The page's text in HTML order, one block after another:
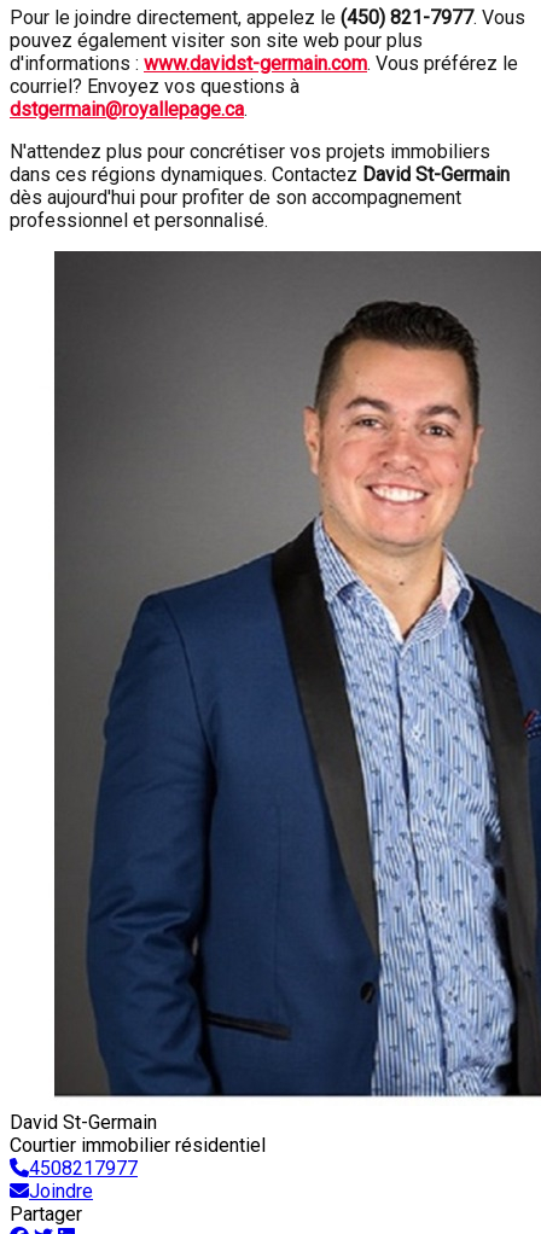
Pour le joindre directement, appelez le (450) 821-7977. Vous
pouvez également visiter son site web pour plus
d'informations : www.davidst-germain.com. Vous préférez le
courriel? Envoyez vos questions à
dstgermain@royallepage.ca.
N'attendez plus pour concrétiser vos projets immobiliers
dans ces régions dynamiques. Contactez David St-Germain
dès aujourd'hui pour profiter de son accompagnement
professionnel et personnalisé.
David St-Germain
Courtier immobilier résidentiel
4508217977
Joindre
Partager